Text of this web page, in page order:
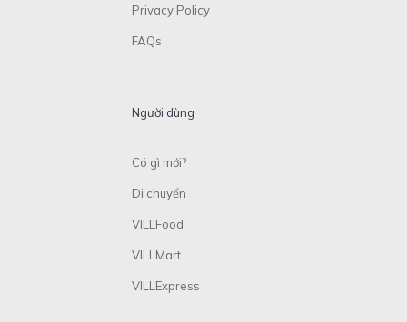
Privacy Policy
FAQs
Người dùng
Có gì mới?
Di chuyển
VILLFood
VILLMart
VILLExpress